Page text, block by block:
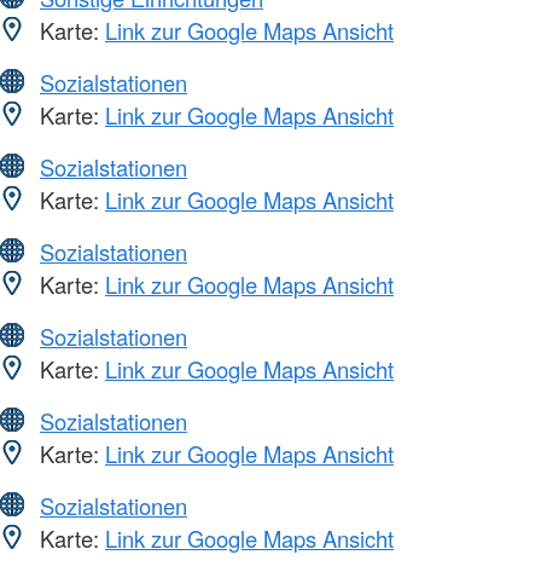
Karte: Link zur Google Maps Ansicht
Sozialstationen
Karte: Link zur Google Maps Ansicht
Sozialstationen
Karte: Link zur Google Maps Ansicht
Sozialstationen
Karte: Link zur Google Maps Ansicht
Sozialstationen
Karte: Link zur Google Maps Ansicht
Sozialstationen
Karte: Link zur Google Maps Ansicht
Sozialstationen
Karte: Link zur Google Maps Ansicht